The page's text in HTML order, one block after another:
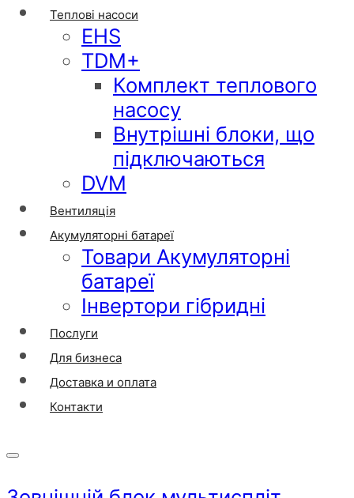
Теплові насоси
EHS
TDM+
Комплект теплового
насосу
Внутрішні блоки, що
підключаються
DVM
Вентиляція
Акумуляторні батареї
Товари Акумуляторні
батареї
Інвертори гібридні
Послуги
Для бизнеса
Доставка и оплата
Контакти